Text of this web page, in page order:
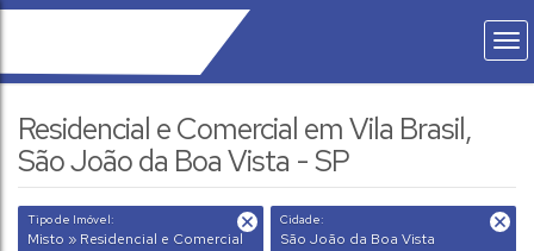
Residencial e Comercial em Vila Brasil,
São João da Boa Vista - SP
Tipo de Imóvel:
Misto » Residencial e Comercial
Cidade:
São João da Boa Vista